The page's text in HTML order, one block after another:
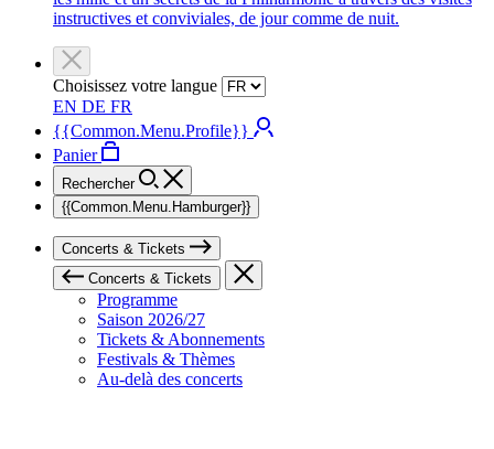
instructives et conviviales, de jour comme de nuit.
Choisissez votre langue
EN DE FR
{{Common.Menu.Profile}}
Panier
Rechercher
{{Common.Menu.Hamburger}}
Concerts & Tickets
Concerts & Tickets
Programme
Saison 2026/27
Tickets & Abonnements
Festivals & Thèmes
Au-delà des concerts